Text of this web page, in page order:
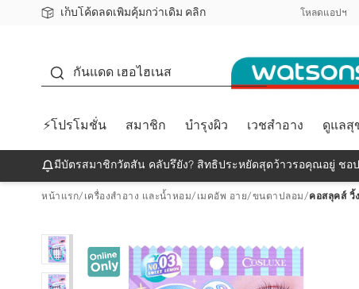
เก็บโค้ดลดเพิ่มคุ้มกว่าเดิม คลิก
ชอปออนไลน์ครั้งแรก ลดเพิ่มจุก ๆ 10%! 🎉
📦ส่งฟรี! เมื่อชอป 499฿
สมาชิกวัตสัน คลับดียังไง? โหลดแอปฯ
กันแดด เฮอไฮเนส
⚡โปรโมชั่น สมาชิก บำรุงผิว เวชสำอาง ดูแลสุ
มีบัตรสมาชิกวัตสัน คลับรึยัง? สิทธิประหยัดสุดว้าวรอคุณอยู่ ชอ
หน้าแรก/ เครื่องสำอาง และน้ำหอม/ เมคอัพ อาย/ขนตาปลอม/คอสลุคส์ วิ้